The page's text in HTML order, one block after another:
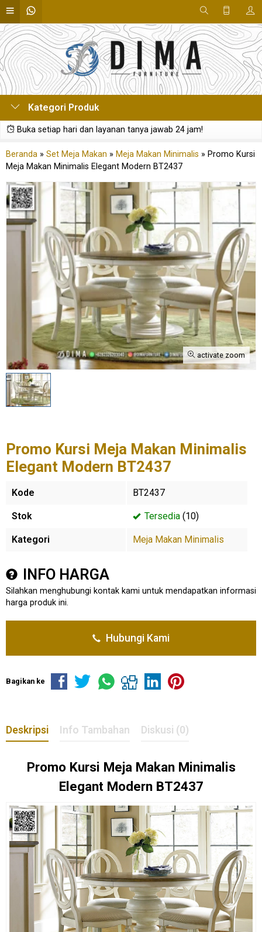
Kategori Produk
Buka setiap hari dan layanan tanya jawab 24 jam!
Beranda » Set Meja Makan » Meja Makan Minimalis » Promo Kursi
Meja Makan Minimalis Elegant Modern BT2437
activate zoom
Promo Kursi Meja Makan Minimalis
Elegant Modern BT2437
Kode BT2437
Stok Tersedia (10)
Kategori Meja Makan Minimalis
INFO HARGA
Silahkan menghubungi kontak kami untuk mendapatkan informasi
harga produk ini.
Hubungi Kami
Bagikan ke
Deskripsi Info Tambahan Diskusi (0)
Promo Kursi Meja MakanMinimalis
Elegant Modern BT2437